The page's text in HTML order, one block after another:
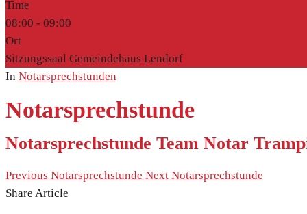
Time
08:00 - 09:00
Ort
Sitzungssaal Gemeindehaus Lendorf
In Notarsprechstunden
Notarsprechstunde
Notarsprechstunde Team Notar
Previous Notarsprechstunde Next Notarsprechstunde
Share Article